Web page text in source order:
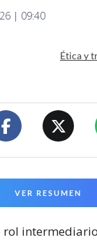
| 09:40
Ética y
VER RESUMEN
rol